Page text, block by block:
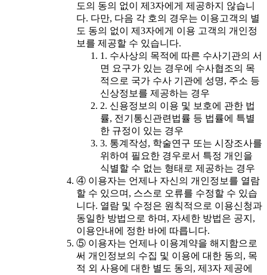
도의 동의 없이 제3자에게 제공하지 않습니
다. 다만, 다음 각 호의 경우는 이용고객의 별
도 동의 없이 제3자에게 이용 고객의 개인정
보를 제공할 수 있습니다.
1. 수사상의 목적에 따른 수사기관의 서
면 요구가 있는 경우에 수사협조의 목
적으로 국가 수사 기관에 성명, 주소 등
신상정보를 제공하는 경우
2. 신용정보의 이용 및 보호에 관한 법
률, 전기통신관련법률 등 법률에 특별
한 규정이 있는 경우
3. 통계작성, 학술연구 또는 시장조사를
위하여 필요한 경우로서 특정 개인을
식별할 수 없는 형태로 제공하는 경우
④ 이용자는 언제나 자신의 개인정보를 열람
할 수 있으며, 스스로 오류를 수정할 수 있습
니다. 열람 및 수정은 원칙적으로 이용신청과
동일한 방법으로 하며, 자세한 방법은 공지,
이용안내에 정한 바에 따릅니다.
⑤ 이용자는 언제나 이용계약을 해지함으로
써 개인정보의 수집 및 이용에 대한 동의, 목
적 외 사용에 대한 별도 동의, 제3자 제공에